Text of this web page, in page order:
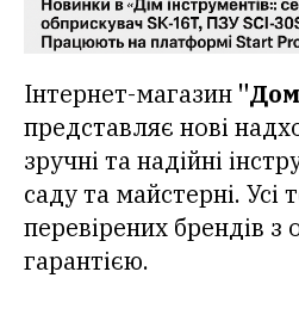
Інтернет-магазин
представляє нові
зручні та надійні
саду та майстерні. Усі
перевірених брендів з
гарантією.